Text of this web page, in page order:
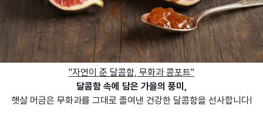
"자연이 준 달콤함, 무화과 콩포트"
달콤함 속에 담은 가을의 풍미,
햇살 머금은 무화과를 그대로 졸여낸 건강한 달콤함을 선사합니다!